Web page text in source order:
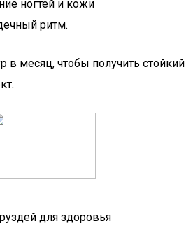
ногтей и кожи
ритм.
в месяц, чтобы получить стойкий
для здоровья